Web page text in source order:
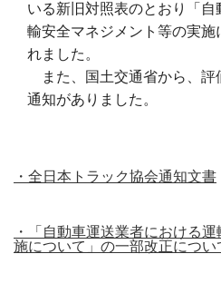
いる新旧対照表のとおり「
輸安全マネジメント等の実施
れました。
また、国土交通省から、評
通知がありました。
・全日本トラック協会通知文書
・「自動車運送業者における
施について」の一部改正につい